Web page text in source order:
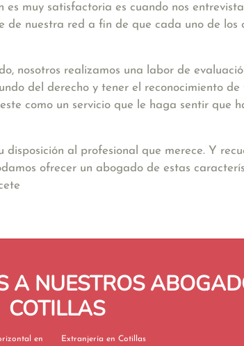
muy satisfactoria es cuando nos
nuestra red a fin de que cada uno de los
nosotros realizamos una labor de
del derecho y tener el reconocimiento
como un servicio que le haga sentir que
al profesional que merece. Y
ofrecer un abogado de estas
A NUESTROS
COTILLAS
en
Extranjería en Cotillas